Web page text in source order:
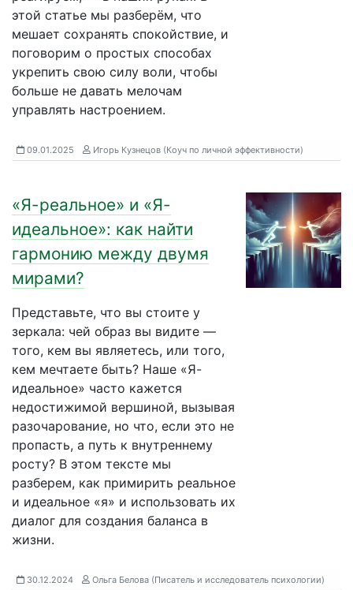
этой статье мы разберём, что
мешает сохранять спокойствие, и
поговорим о простых способах
укрепить свою силу воли, чтобы
больше не давать мелочам
управлять настроением.
09.01.2025 Игорь Кузнецов (Коуч по личной эффективности)
«Я-реальное» и «Я-
идеальное»: как найти
гармонию между двумя
мирами?
Представьте, что вы стоите у
зеркала: чей образ вы видите —
того, кем вы являетесь, или того,
кем мечтаете быть? Наше «Я-
идеальное» часто кажется
недостижимой вершиной, вызывая
разочарование, но что, если это не
пропасть, а путь к внутреннему
росту? В этом тексте мы
разберем, как примирить реальное
и идеальное «я» и использовать их
диалог для создания баланса в
жизни.
30.12.2024 Ольга Белова (Писатель и исследователь психологии)